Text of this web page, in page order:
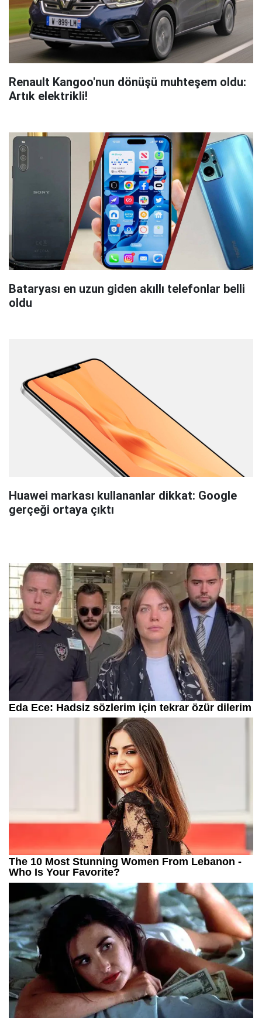
Renault Kangoo'nun dönüşü muhteşem oldu:
Artık elektrikli!
Bataryası en uzun giden akıllı telefonlar belli
oldu
Huawei markası kullananlar dikkat: Google
gerçeği ortaya çıktı